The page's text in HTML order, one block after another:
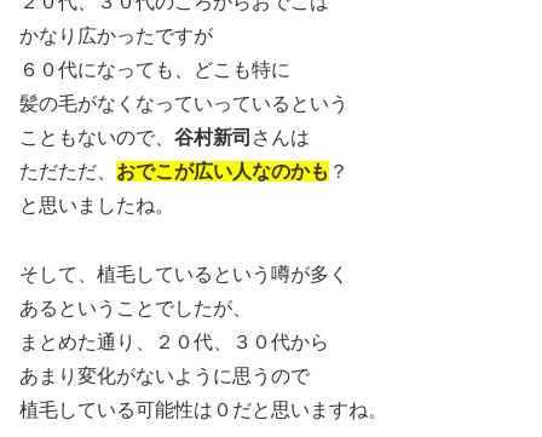
かなり広かったですが
６０代になっても、どこも特に
髪の毛がなくなっていっているという
こともないので、 谷村新司 さんは
ただただ、 おでこが広い人なのかも ？
と思いましたね。
そして、植毛しているという噂が多く
あるということでしたが、
まとめた通り、２０代、３０代から
あまり変化がないように思うので
植毛している可能性は０だと思いますね。